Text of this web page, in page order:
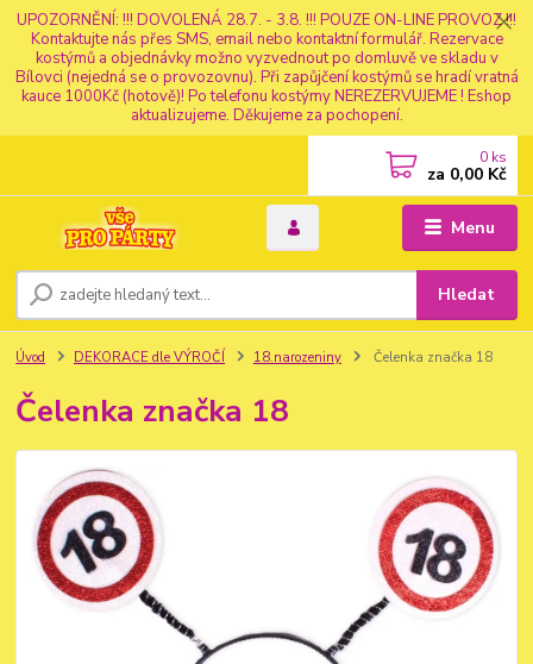
UPOZORNĚNÍ: !!! DOVOLENÁ 28.7. - 3.8. !!! POUZE ON-LINE PROVOZ !!!
Kontaktujte nás přes SMS, email nebo kontaktní formulář. Rezervace
kostýmů a objednávky možno vyzvednout po domluvě ve skladu v
Bílovci (nejedná se o provozovnu). Při zapůjčení kostýmů se hradí vratná
kauce 1000Kč (hotově)! Po telefonu kostýmy NEREZERVUJEME ! Eshop
aktualizujeme. Děkujeme za pochopení.
Menu
Hledat
0 ks
za 0,00 Kč
Úvod DEKORACE dle VÝROČÍ 18.narozeniny Čelenka značka 18
Čelenka značka 18